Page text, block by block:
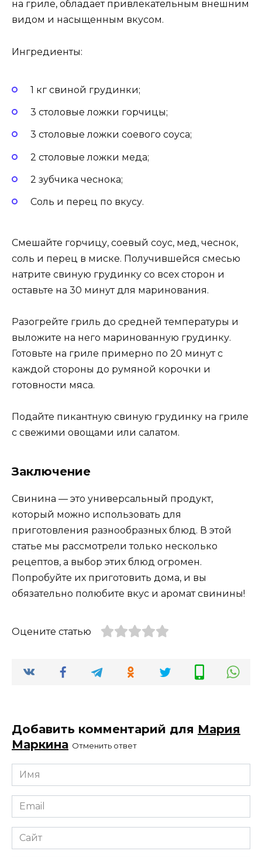
на гриле, обладает привлекательным внешним
видом и насыщенным вкусом.
Ингредиенты:
1 кг свиной грудинки;
3 столовые ложки горчицы;
3 столовые ложки соевого соуса;
2 столовые ложки меда;
2 зубчика чеснока;
Соль и перец по вкусу.
Смешайте горчицу, соевый соус, мед, чеснок,
соль и перец в миске. Получившейся смесью
натрите свиную грудинку со всех сторон и
оставьте на 30 минут для маринования.
Разогрейте гриль до средней температуры и
выложите на него маринованную грудинку.
Готовьте на гриле примерно по 20 минут с
каждой стороны до румяной корочки и
готовности мяса.
Подайте пикантную свиную грудинку на гриле
с свежими овощами или салатом.
Заключение
Свинина — это универсальный продукт,
который можно использовать для
приготовления разнообразных блюд. В этой
статье мы рассмотрели только несколько
рецептов, а выбор этих блюд огромен.
Попробуйте их приготовить дома, и вы
обязательно полюбите вкус и аромат свинины!
Оцените статью
Добавить комментарий для Мария
Маркина Отменить ответ
Имя
*
Email
*
Сайт